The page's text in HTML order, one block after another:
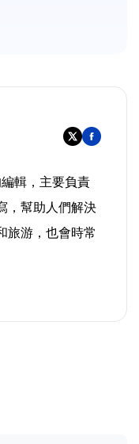
輯，主要負責
，幫助人們解決
旅游，也會時常